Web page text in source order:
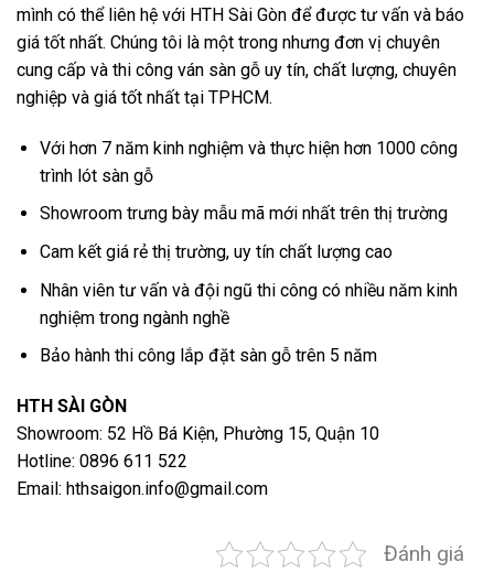
mình có thể liên hệ với HTH Sài Gòn để được tư vấn và báo
giá tốt nhất. Chúng tôi là một trong nhưng đơn vị chuyên
cung cấp và thi công ván sàn gỗ uy tín, chất lượng, chuyên
nghiệp và giá tốt nhất tại TPHCM.
Với hơn 7 năm kinh nghiệm và thực hiện hơn 1000 công
trình lót sàn gỗ
Showroom trưng bày mẫu mã mới nhất trên thị trường
Cam kết giá rẻ thị trường, uy tín chất lượng cao
Nhân viên tư vấn và đội ngũ thi công có nhiều năm kinh
nghiệm trong ngành nghề
Bảo hành thi công lắp đặt sàn gỗ trên 5 năm
HTH SÀI GÒN
Showroom: 52 Hồ Bá Kiện, Phường 15, Quận 10
Hotline: 0896 611 522
Email: hthsaigon.info@gmail.com
Đánh giá